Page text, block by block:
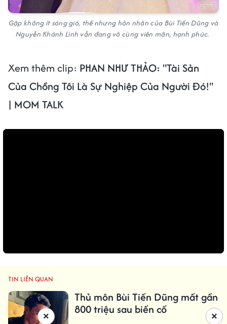
Gặp không ít sóng gió, thế nhưng hôn nhân của Bùi Tiến Dũng và
Nguyễn Khánh Linh vẫn đang vô cùng viên mãn, hạnh phúc.
Xem thêm clip: PHAN NHƯ THẢO: "Tài Sản
Của Chồng Tôi Là Sự Nghiệp Của Người Đó!"
| MOM TALK
TIN LIÊN QUAN
Thủ môn Bùi Tiến Dũng mất gần
800 triệu sau biến cố
×
×